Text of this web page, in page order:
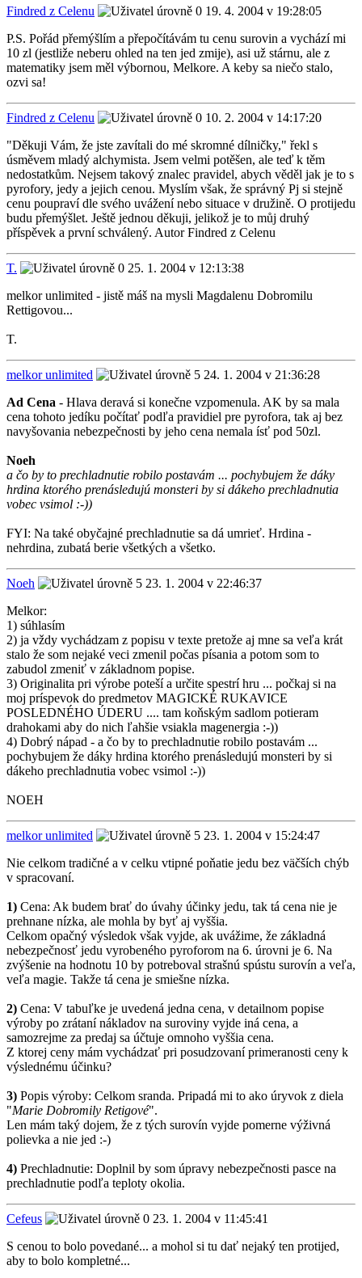
Findred z Celenu
19. 4. 2004 v 19:28:05
P.S. Pořád přemýšlím a přepočítávám tu cenu surovin a vychází mi
10 zl (jestliže neberu ohled na ten jed zmije), asi už stárnu, ale z
matematiky jsem měl výbornou, Melkore. A keby sa niečo stalo,
ozvi sa!
Findred z Celenu
10. 2. 2004 v 14:17:20
"Děkuji Vám, že jste zavítali do mé skromné dílničky," řekl s
úsměvem mladý alchymista. Jsem velmi potěšen, ale teď k těm
nedostatkům. Nejsem takový znalec pravidel, abych věděl jak je to s
pyrofory, jedy a jejich cenou. Myslím však, že správný Pj si stejně
cenu poupraví dle svého uvážení nebo situace v družině. O protijedu
budu přemýšlet. Ještě jednou děkuji, jelikož je to můj druhý
příspěvek a první schválený. Autor Findred z Celenu
T.
25. 1. 2004 v 12:13:38
melkor unlimited - jistě máš na mysli Magdalenu Dobromilu
Rettigovou...
T.
melkor unlimited
24. 1. 2004 v 21:36:28
Ad Cena - Hlava deravá si konečne vzpomenula. AK by sa mala
cena tohoto jedíku počítať podľa pravidiel pre pyrofora, tak aj bez
navyšovania nebezpečnosti by jeho cena nemala ísť pod 50zl.
Noeh
a čo by to prechladnutie robilo postavám ... pochybujem že dáky
hrdina ktorého prenásledujú monsteri by si dákeho prechladnutia
vobec vsimol :-))
FYI: Na také obyčajné prechladnutie sa dá umrieť. Hrdina -
nehrdina, zubatá berie všetkých a všetko.
Noeh
23. 1. 2004 v 22:46:37
Melkor:
1) súhlasím
2) ja vždy vychádzam z popisu v texte pretože aj mne sa veľa krát
stalo že som nejaké veci zmenil počas písania a potom som to
zabudol zmeniť v základnom popise.
3) Originalita pri výrobe poteší a určite spestrí hru ... počkaj si na
moj príspevok do predmetov MAGICKÉ RUKAVICE
POSLEDNÉHO ÚDERU .... tam koňským sadlom potieram
drahokami aby do nich ľahšie vsiakla magenergia :-))
4) Dobrý nápad - a čo by to prechladnutie robilo postavám ...
pochybujem že dáky hrdina ktorého prenásledujú monsteri by si
dákeho prechladnutia vobec vsimol :-))
NOEH
melkor unlimited
23. 1. 2004 v 15:24:47
Nie celkom tradičné a v celku vtipné poňatie jedu bez väčších chýb
v spracovaní.
1) Cena: Ak budem brať do úvahy účinky jedu, tak tá cena nie je
prehnane nízka, ale mohla by byť aj vyššia.
Celkom opačný výsledok však vyjde, ak uvážime, že základná
nebezpečnosť jedu vyrobeného pyroforom na 6. úrovni je 6. Na
zvýšenie na hodnotu 10 by potreboval strašnú spústu surovín a veľa,
veľa magie. Takže tá cena je smiešne nízka.
2) Cena: V tabuľke je uvedená jedna cena, v detailnom popise
výroby po zrátaní nákladov na suroviny vyjde iná cena, a
samozrejme za predaj sa účtuje omnoho vyššia cena.
Z ktorej ceny mám vychádzať pri posudzovaní primeranosti ceny k
výslednému účinku?
3) Popis výroby: Celkom sranda. Pripadá mi to ako úryvok z diela
"Marie Dobromily Retigové".
Len mám taký dojem, že z tých surovín vyjde pomerne výživná
polievka a nie jed :-)
4) Prechladnutie: Doplnil by som úpravy nebezpečnosti pasce na
prechladnutie podľa teploty okolia.
Cefeus
23. 1. 2004 v 11:45:41
S cenou to bolo povedané... a mohol si tu dať nejaký ten protijed,
aby to bolo kompletné...